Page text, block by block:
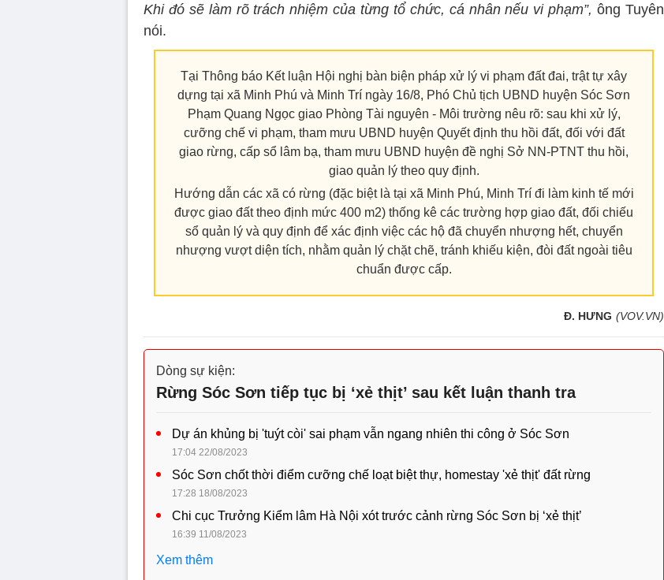
Khi đó sẽ làm rõ trách nhiệm của từng tổ chức, cá nhân nếu vi phạm”, ông Tuyên
nói.
Tại Thông báo Kết luận Hội nghị bàn biện pháp xử lý vi phạm đất đai, trật tự xây
dựng tại xã Minh Phú và Minh Trí ngày 16/8, Phó Chủ tịch UBND huyện Sóc Sơn
Phạm Quang Ngọc giao Phòng Tài nguyên - Môi trường nêu rõ: sau khi xử lý,
cưỡng chế vi phạm, tham mưu UBND huyện Quyết định thu hồi đất, đối với đất
giao rừng, cấp sổ lâm bạ, tham mưu UBND huyện đề nghị Sở NN-PTNT thu hồi,
giao quản lý theo quy định.
Hướng dẫn các xã có rừng (đặc biệt là tại xã Minh Phú, Minh Trí đi làm kinh tế mới
được giao đất theo định mức 400 m2) thống kê các trường hợp giao đất, đối chiếu
sổ quản lý và quy định để xác định việc các hộ đã chuyển nhượng hết, chuyển
nhượng vượt diện tích, nhằm quản lý chặt chẽ, tránh khiếu kiện, đòi đất ngoài tiêu
chuẩn được cấp.
Đ. HƯNG (VOV.VN)
Dòng sự kiện:
Rừng Sóc Sơn tiếp tục bị ‘xẻ thịt’ sau kết luận thanh tra
Dự án khủng bị 'tuýt còi' sai phạm vẫn ngang nhiên thi công ở Sóc Sơn
17:04 22/08/2023
Sóc Sơn chốt thời điểm cưỡng chế loạt biệt thự, homestay 'xẻ thịt' đất rừng
17:28 18/08/2023
Chi cục Trưởng Kiểm lâm Hà Nội xót trước cảnh rừng Sóc Sơn bị ‘xẻ thịt’
16:39 11/08/2023
Xem thêm